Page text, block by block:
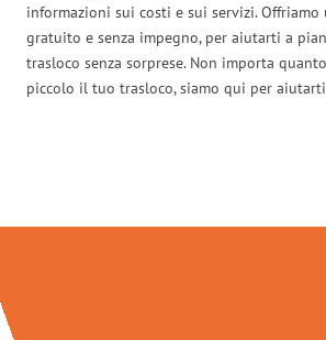
informazioni sui costi e sui servizi.
gratuito e senza impegno, per aiutarti a
trasloco senza sorprese. Non importa
piccolo il tuo trasloco, siamo qui per